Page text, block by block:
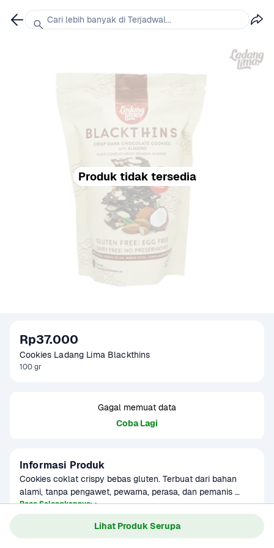
Lihat Produk Serupa
Produk tidak tersedia
Rp37.000
Cookies Ladang Lima Blackthins
100 gr
Gagal memuat data
Coba Lagi
Informasi Produk
Cookies coklat crispy bebas gluten. Terbuat dari bahan
alami, tanpa pengawet, pewarna, perasa, dan pemanis
buatan. Bebas susu, bebas telur, dan bebas minyak sawit.
Aman dikonsumsi setiap hari. Produk dibuat menggunakan
bahan-bahan yang halal.
Baca Selengkapnya
Kategori Makanan Ringan
Cari lebih banyak di Terjadwal...